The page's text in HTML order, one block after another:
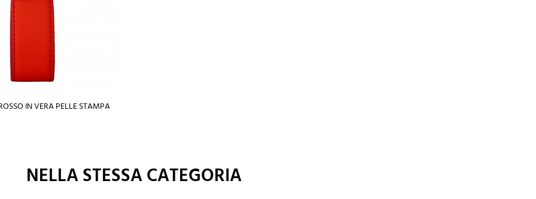
IN VERA PELLE STAMPA
NELLA STESSA CATEGORIA